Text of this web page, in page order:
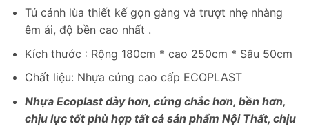
là:
9,612,000₫.
tại
7,344,000₫.
Tủ cánh lùa thiết kế gọn gàng và trượt nhẹ nhàng
êm ái, độ bền cao nhất .
Kích thước : Rộng 180cm * cao 250cm * Sâu 50cm
Chất liệu: Nhựa cứng cao cấp ECOPLAST
Nhựa Ecoplast dày hơn, cứng chắc hơn, bền hơn,
chịu lực tốt phù hợp tất cả sản phẩm Nội Thất, chịu